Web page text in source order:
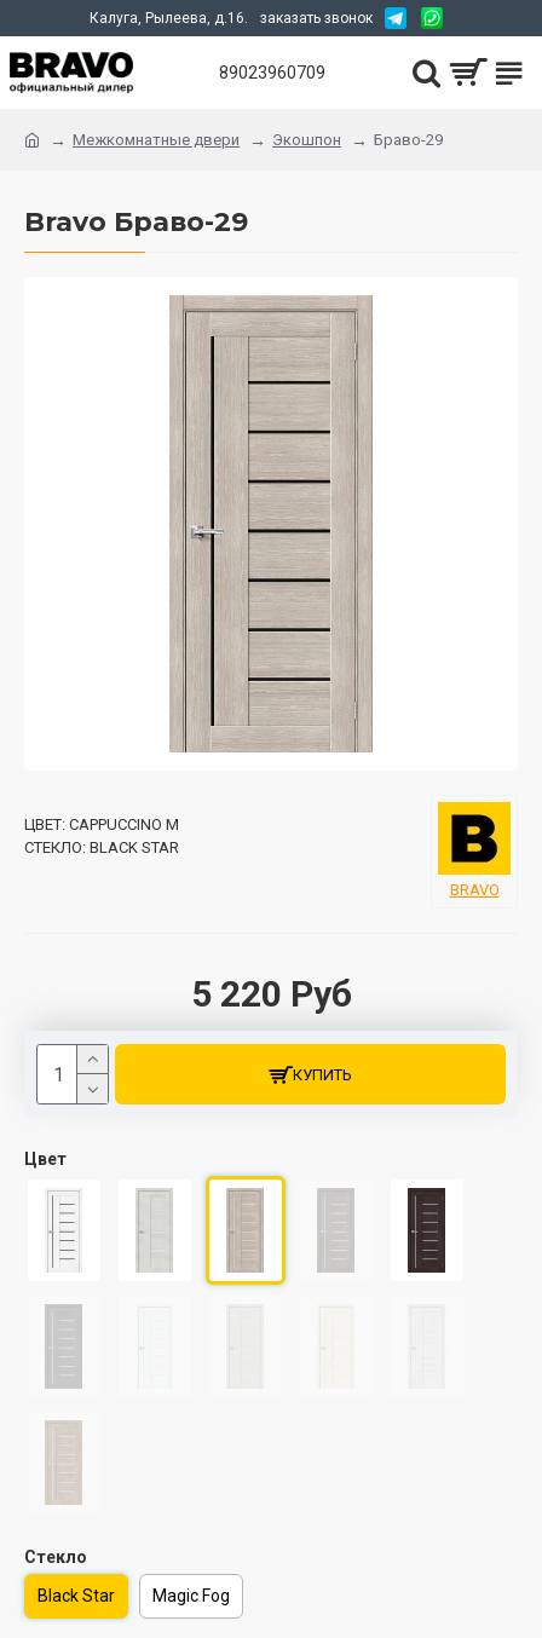
Калуга, Рылеева, д.16. заказать звонок
89023960709
Межкомнатные двери Экошпон Браво-29
Bravo Браво-29
5 220 Руб
ЦВЕТ: CAPPUCCINO M
СТЕКЛО: BLACK STAR
BRAVO
Цвет
Стекло
Black Star
Magic Fog
КУПИТЬ